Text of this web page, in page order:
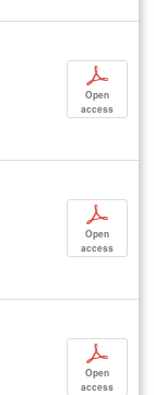
p
Open
access
p
Open
access
p
Open
access